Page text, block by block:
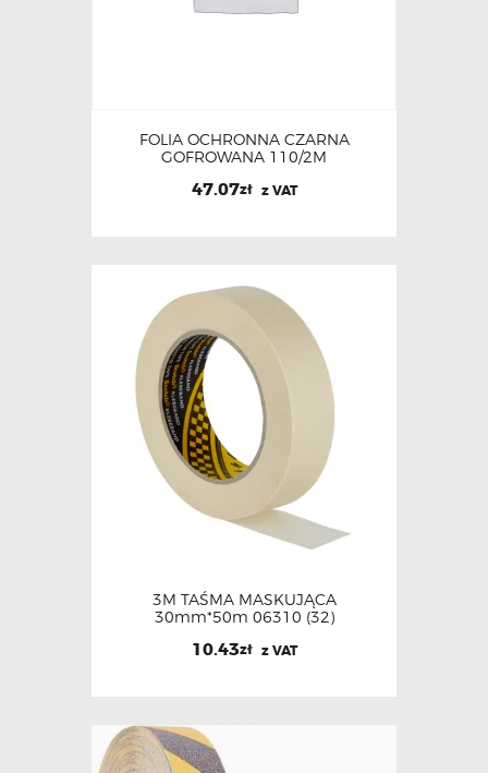
FOLIA OCHRONNA CZARNA
GOFROWANA 110/2M
47.07zł z VAT
3M TAŚMA MASKUJĄCA
30mm*50m 06310 (32)
10.43zł z VAT